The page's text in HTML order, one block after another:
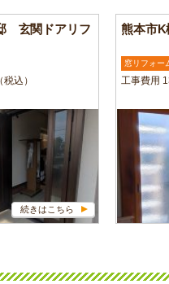
玄関ドアリフ
込）
続きはこちら
熊本市
窓リフォー
工事費用